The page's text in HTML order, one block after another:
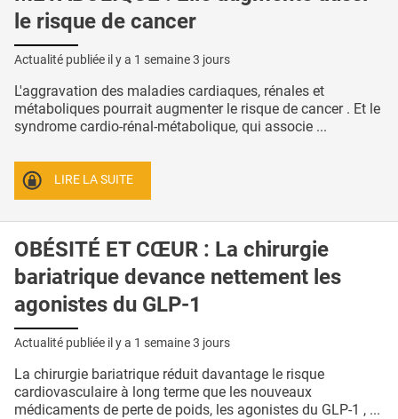
le risque de cancer
Actualité publiée il y a 1 semaine 3 jours
L'aggravation des maladies cardiaques, rénales et
métaboliques pourrait augmenter le risque de cancer . Et le
syndrome cardio-rénal-métabolique, qui associe ...
LIRE LA SUITE
OBÉSITÉ ET CŒUR : La chirurgie
bariatrique devance nettement les
agonistes du GLP-1
Actualité publiée il y a 1 semaine 3 jours
La chirurgie bariatrique réduit davantage le risque
cardiovasculaire à long terme que les nouveaux
médicaments de perte de poids, les agonistes du GLP-1 , ...